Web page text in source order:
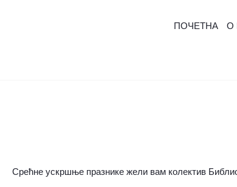
ПОЧЕТНА О
Срећне ускршње празнике жели вам колектив